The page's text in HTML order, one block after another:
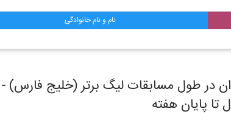
نام و نام خانوادگی
تا پایان هفته